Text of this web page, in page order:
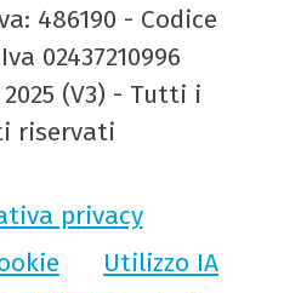
486190 - Codice
02437210996
(V3) - Tutti i
riservati
privacy
Utilizzo IA